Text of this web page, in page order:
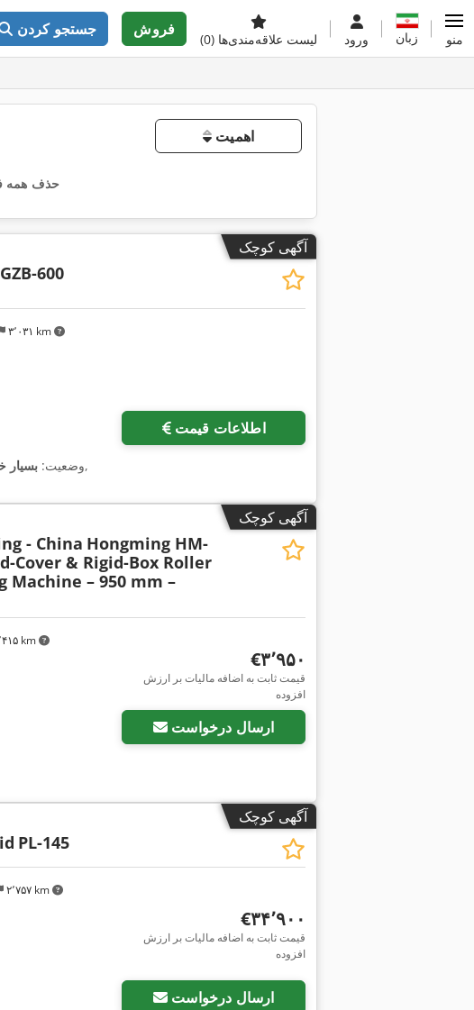
جستجو کردن فروش
لیست علاقه‌مندی‌ها (0) ورود زبان منو
اهمیت
حذف همه
آگهی کوچک
۳٬۰۳۱ km
GZB-600
اطلاعات قیمت
وضعیت: بسیار ,
آگهی کوچک
۴٬۴۱۵ km
- China Hongming HM-
Cover & Rigid-Box Roller
Machine – 950 mm –
‎€۳٬۹۵۰
قیمت ثابت به اضافه مالیات بر ارزش
افزوده
ارسال درخواست
آگهی کوچک
۲٬۷۵۷ km
PL-145
‎€۳۴٬۹۰۰
قیمت ثابت به اضافه مالیات بر ارزش
افزوده
ارسال درخواست